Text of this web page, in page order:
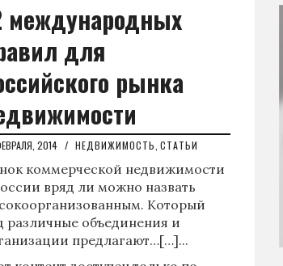
международных
для
рынка
2014 / НЕДВИЖИМОСТЬ СТАТЬИ
коммерческой недвижимости
вряд ли можно назвать
Который
различные объединения и
предлагают…[…]...